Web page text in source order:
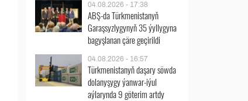
04.08.2026 - 17:38
ABŞ-da Türkmenistanyň
Garaşsyzlygynyň 35 ýyllygyna
bagyşlanan çäre geçirildi
04.08.2026 - 16:57
Türkmenistanyň daşary söwda
dolanyşygy ýanwar-iýul
aýlarynda 9 göterim artdy